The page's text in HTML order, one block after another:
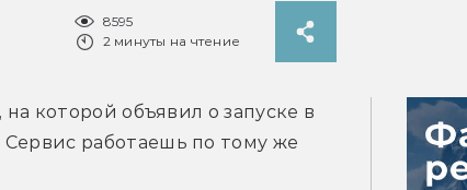
8595
2 минуты на чтение
которой объявил о запуске в
Сервис работаешь по тому же